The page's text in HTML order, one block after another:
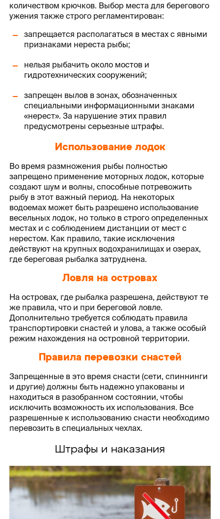
количеством крючков. Выбор места для берегового
ужения также строго регламентирован:
запрещается располагаться в местах с явными
признаками нереста рыбы;
нельзя рыбачить около мостов и
гидротехнических сооружений;
запрещен вылов в зонах, обозначенных
специальными информационными знаками
«нерест». За нарушение этих правил
предусмотрены серьезные штрафы.
Использование лодок
Во время размножения рыбы полностью
запрещено применение моторных лодок, которые
создают шум и волны, способные потревожить
рыбу в этот важный период. На некоторых
водоемах может быть разрешено использование
весельных лодок, но только в строго определенных
местах и с соблюдением дистанции от мест с
нерестом. Как правило, такие исключения
действуют на крупных водохранилищах и озерах,
где береговая рыбалка затруднена.
Ловля на островах
На островах, где рыбалка разрешена, действуют те
же правила, что и при береговой ловле.
Дополнительно требуется соблюдать правила
транспортировки снастей и улова, а также особый
режим нахождения на островной территории.
Правила перевозки снастей
Запрещенные в это время снасти (сети, спиннинги
и другие) должны быть надежно упакованы и
находиться в разобранном состоянии, чтобы
исключить возможность их использования. Все
разрешенные к использованию снасти необходимо
перевозить в специальных чехлах.
Штрафы и наказания